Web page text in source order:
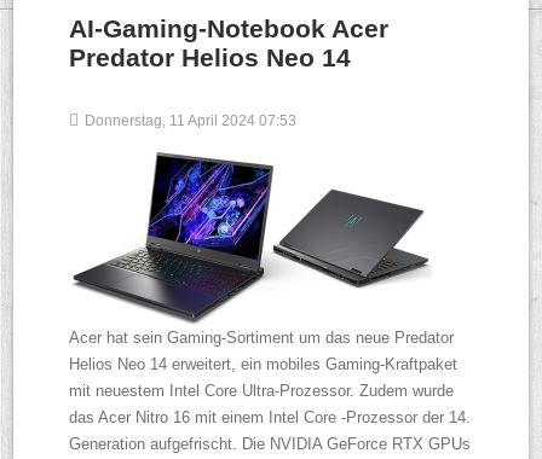
AI-Gaming-Notebook Acer
Predator Helios Neo 14
Donnerstag, 11 April 2024 07:53
Acer hat sein Gaming-Sortiment um das neue Predator
Helios Neo 14 erweitert, ein mobiles Gaming-Kraftpaket
mit neuestem Intel Core Ultra-Prozessor. Zudem wurde
das Acer Nitro 16 mit einem Intel Core -Prozessor der 14.
Generation aufgefrischt. Die NVIDIA GeForce RTX GPUs